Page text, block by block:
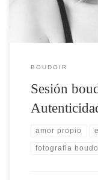
BOUDOIR
Sesión
amor propio
fotografia